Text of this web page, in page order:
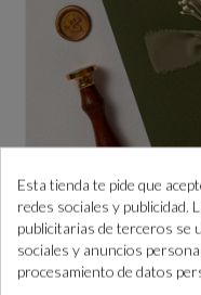
DECORACIÓN
Precio
1,05 €
Esta tienda te pide que
redes sociales y publicidad.
publicitarias de terceros se
sociales y anuncios
procesamiento de datos